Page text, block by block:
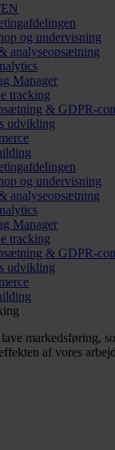
og undervisning
analyseopsætning
Manager
tracking
& GDPR-
udvikling
og undervisning
analyseopsætning
Manager
tracking
& GDPR-
udvikling
markedsføring,
af vores